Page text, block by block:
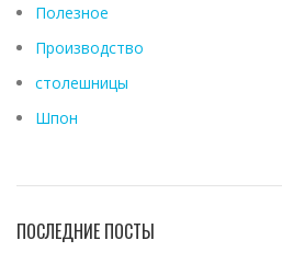
Полезное
Производство
столешницы
Шпон
ПОСЛЕДНИЕ ПОСТЫ